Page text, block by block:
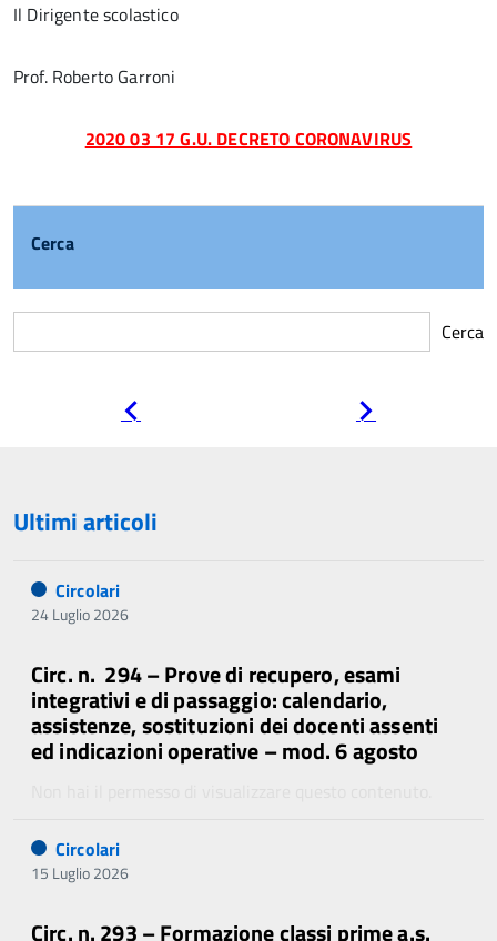
Il Dirigente scolastico
Prof. Roberto Garroni
2020 03 17 G.U. DECRETO CORONAVIRUS
Cerca
Cerca
Ultimi articoli
Circolari
24 Luglio 2026
Circ. n. 294 – Prove di recupero, esami
integrativi e di passaggio: calendario,
assistenze, sostituzioni dei docenti assenti
ed indicazioni operative – mod. 6 agosto
Circolari
15 Luglio 2026
Circ. n. 293 – Formazione classi prime a.s.